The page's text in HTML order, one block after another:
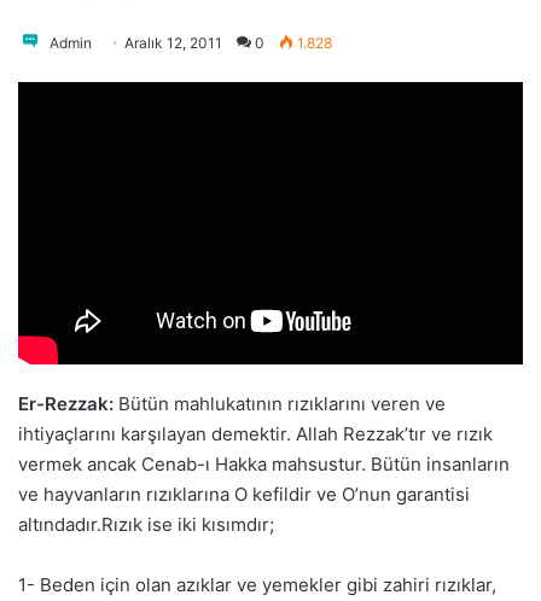
Admin Aralık 12, 2011 0 1.828
Er-Rezzak: Bütün mahlukatının rızıklarını veren ve
ihtiyaçlarını karşılayan demektir. Allah Rezzak’tır ve rızık
vermek ancak Cenab-ı Hakka mahsustur. Bütün insanların
ve hayvanların rızıklarına O kefildir ve O’nun garantisi
altındadır.Rızık ise iki kısımdır;
1- Beden için olan azıklar ve yemekler gibi zahiri rızıklar,